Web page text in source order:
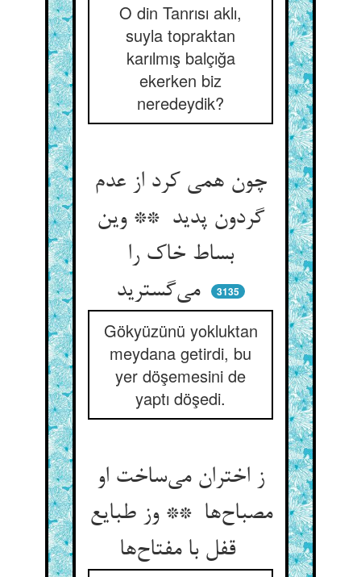
O din Tanrısı aklı,
suyla topraktan
karılmış balçığa
ekerken biz
neredeydik?
چون همی کرد از عدم
گردون پدید ** وین
بساط خاک را
می‌گسترید
3135
Gökyüzünü yokluktan
meydana getirdi, bu
yer döşemesini de
yaptı döşedi.
ز اختران می‌ساخت او
مصباح‌ها ** وز طبایع
قفل با مفتاح‌ها